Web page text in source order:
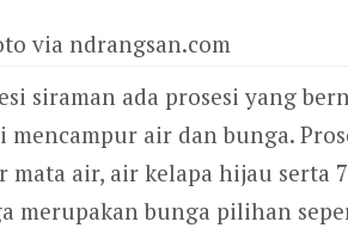
via ndrangsan.com
siraman ada prosesi yang
mencampur air dan bunga.
mata air, air kelapa hijau serta
merupakan bunga pilihan